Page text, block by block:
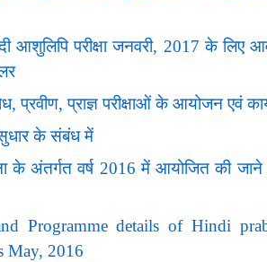
आशुलिपि परीक्षा जनवरी, 2017 के लिए
प्रवीण, प्राज्ञ परीक्षाओं के आयोजन एवं
सुधार के संबंध में
के अंतर्गत वर्ष 2016 में आयोजित की जाने
Programme details of Hindi
May, 2016